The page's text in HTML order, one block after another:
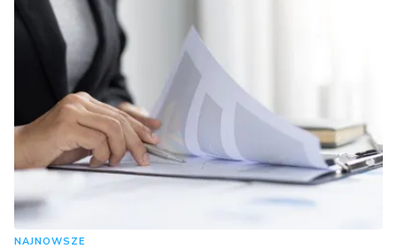
NAJNOWSZE